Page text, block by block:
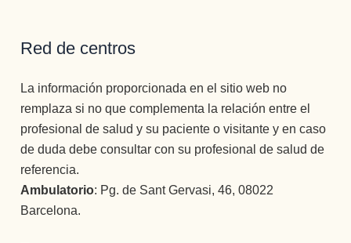
Red de centros
La información proporcionada en el sitio web no
remplaza si no que complementa la relación entre el
profesional de salud y su paciente o visitante y en caso
de duda debe consultar con su profesional de salud de
referencia.
Ambulatorio: Pg. de Sant Gervasi, 46, 08022
Barcelona.